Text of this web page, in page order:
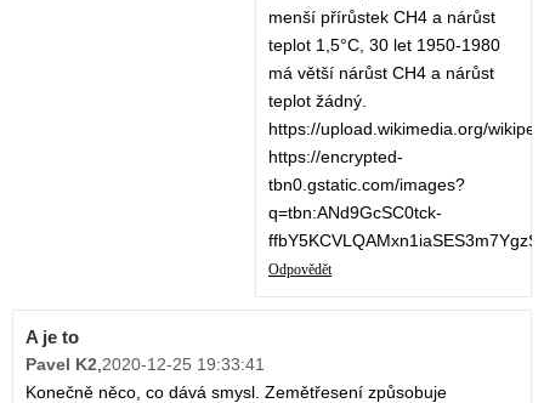
menší přírůstek CH4 a nárůst
teplot 1,5°C, 30 let 1950-1980
má větší nárůst CH4 a nárůst
teplot žádný.
https://upload.wikimedia.org/
https://encrypted-
tbn0.gstatic.com/images?
q=tbn:ANd9GcSC0tck-
Odpovědět
A je to
Pavel K2 2020-12-25 19:33:41
Konečně něco, co dává smysl. Zemětřesení způsobuje